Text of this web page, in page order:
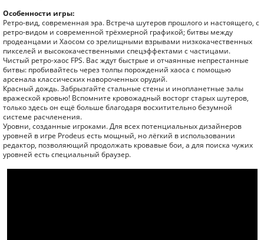
Особенности игры:
Ретро-вид, современная эра. Встреча шутеров прошлого и настоящего, с
ретро-видом и современной трёхмерной графикой; битвы между
продеанцами и Хаосом со зрелищными взрывами низкокачественных
пикселей и высококачественными спецэффектами с частицами.
Чистый ретро-хаос FPS. Вас ждут быстрые и отчаянные непрестанные
битвы: пробивайтесь через толпы порождений хаоса с помощью
арсенала классических навороченных орудий.
Красный дождь. Забрызгайте стальные стены и инопланетные залы
вражеской кровью! Вспомните кровожадный восторг старых шутеров,
только здесь он ещё больше благодаря восхитительно безумной
системе расчленения.
Уровни, созданные игроками. Для всех потенциальных дизайнеров
уровней в игре Prodeus есть мощный, но лёгкий в использовании
редактор, позволяющий продолжать кровавые бои, а для поиска чужих
уровней есть специальный браузер.